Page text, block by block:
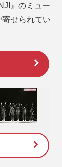
』のミュー
寄せられてい